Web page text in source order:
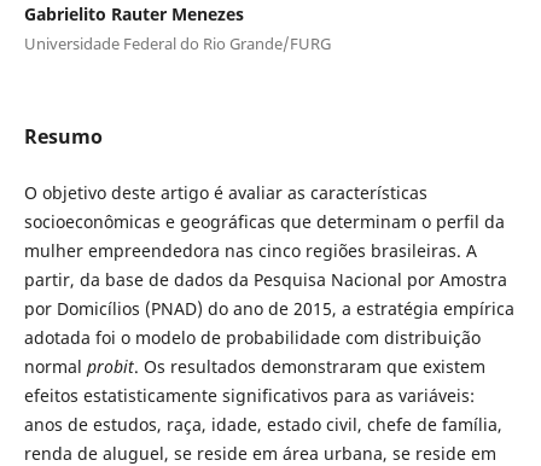
Gabrielito Rauter Menezes
Universidade Federal do Rio Grande/FURG
Resumo
O objetivo deste artigo é avaliar as características
socioeconômicas e geográficas que determinam o perfil da
mulher empreendedora nas cinco regiões brasileiras. A
partir, da base de dados da Pesquisa Nacional por Amostra
por Domicílios (PNAD) do ano de 2015, a estratégia empírica
adotada foi o modelo de probabilidade com distribuição
normal probit. Os resultados demonstraram que existem
efeitos estatisticamente significativos para as variáveis:
anos de estudos, raça, idade, estado civil, chefe de família,
renda de aluguel, se reside em área urbana, se reside em